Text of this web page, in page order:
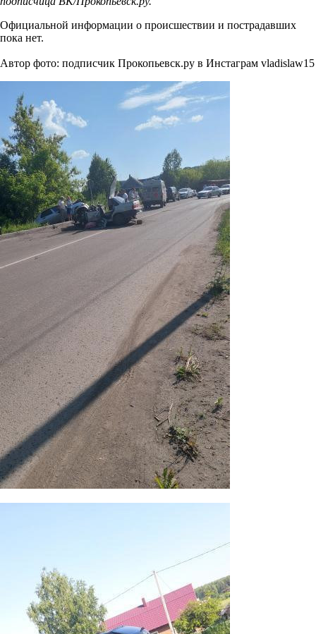
Официальной информации о происшествии и пострадавших
пока нет.
Автор фото: подписчик Прокопьевск.ру в Инстаграм vladislaw15